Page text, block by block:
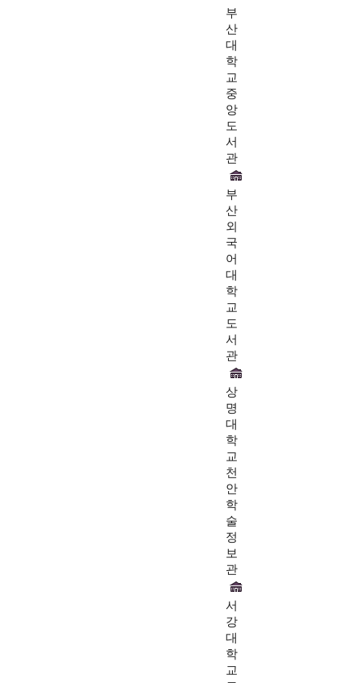
부
산
대
학
교
중
앙
도
서
관
부
산
외
국
어
대
학
교
도
서
관
상
명
대
학
교
천
안
학
술
정
보
관
서
강
대
학
교